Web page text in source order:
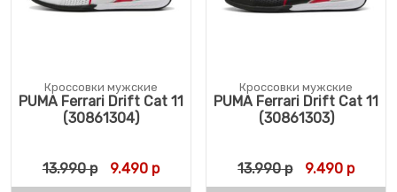
Кроссовки мужские
PUMA Ferrari Drift Cat 11
(30861304)
13.990р Первоначальная цена составляла 13.990
9.490рТекущая цена: 9.490 р.
Кроссовки мужские
PUMA Ferrari Drift Cat 11
(30861303)
13.990р 9.490 р